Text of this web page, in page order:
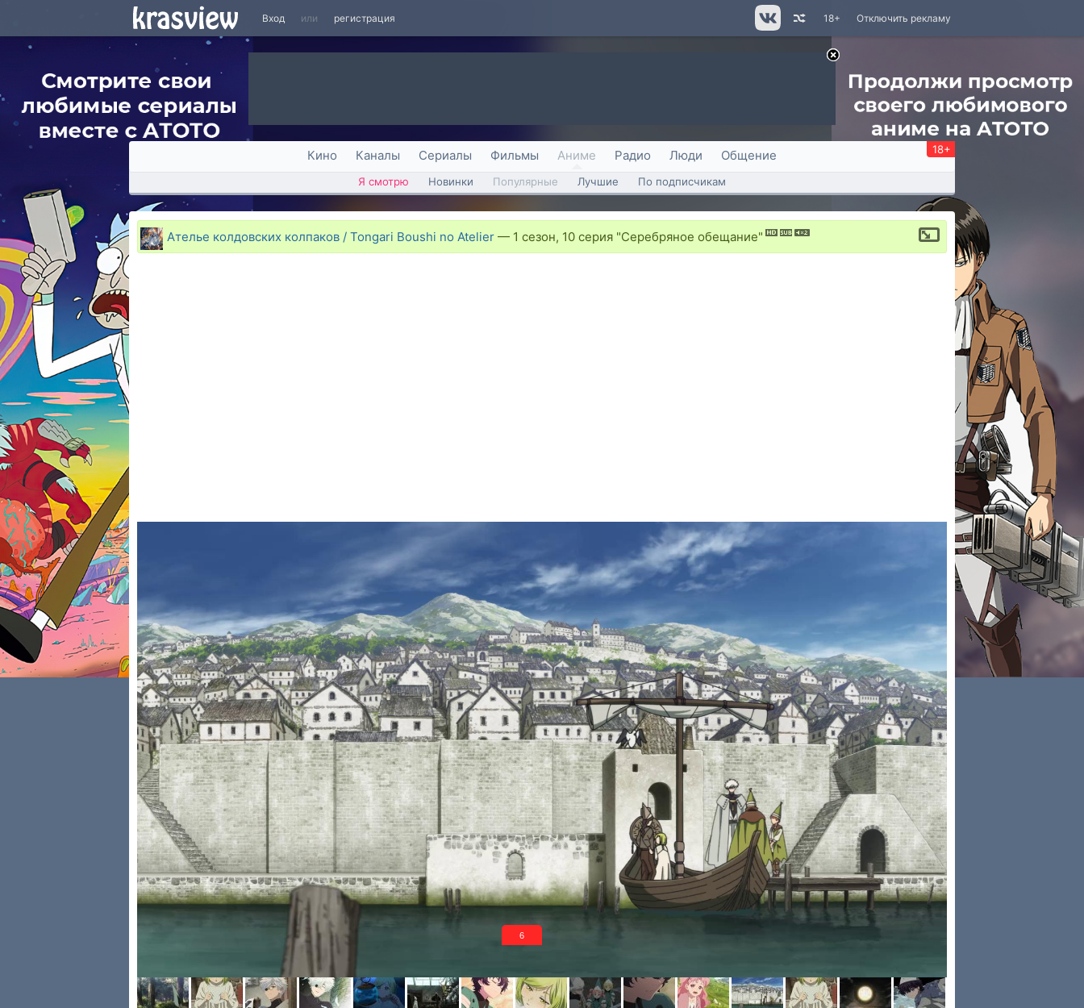
Вход или регистрация Отключить рекламу
18+
Кино Каналы Сериалы Фильмы Аниме Радио Люди Общение 18+
Я смотрю Новинки Популярные Лучшие По подписчикам
Ателье колдовских колпаков / Tongari Boushi no Atelier — 1 сезон, 10 серия "Серебряное обещание"
5